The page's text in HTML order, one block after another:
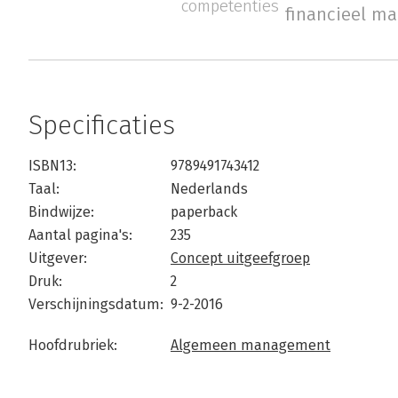
financieel
competenties
Specificaties
ISBN13:
9789491743412
Taal:
Nederlands
Bindwijze:
paperback
Aantal pagina's:
235
Uitgever:
Concept uitgeefgroep
Druk:
2
Verschijningsdatum: 9-2-2016
Hoofdrubriek: Algemeen management